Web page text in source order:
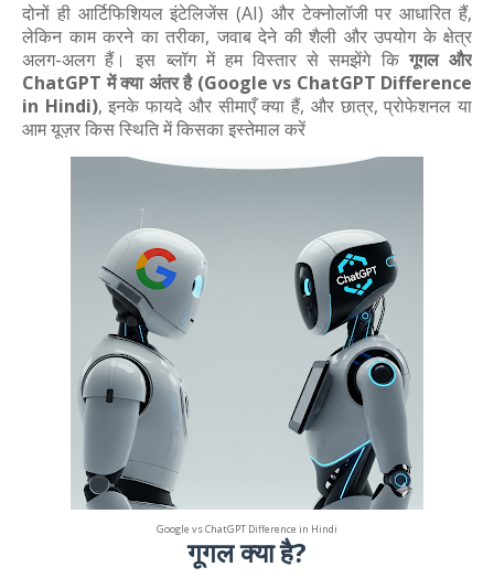
दोनों ही आर्टिफिशियल इंटेलिजेंस (AI) और टेक्नोलॉजी पर आधारित हैं,
लेकिन काम करने का तरीका, जवाब देने की शैली और उपयोग के क्षेत्र
अलग-अलग हैं। इस ब्लॉग में हम विस्तार से समझेंगे किगूगल और
ChatGPT में क्या अंतर है (Google vs ChatGPT Difference
in Hindi), इनके फायदे और सीमाएँ क्या हैं, और छात्र, प्रोफेशनल या
आम यूज़र किस स्थिति में किसका इस्तेमाल करें
Google vs ChatGPT Difference in Hindi
गूगल क्या है?